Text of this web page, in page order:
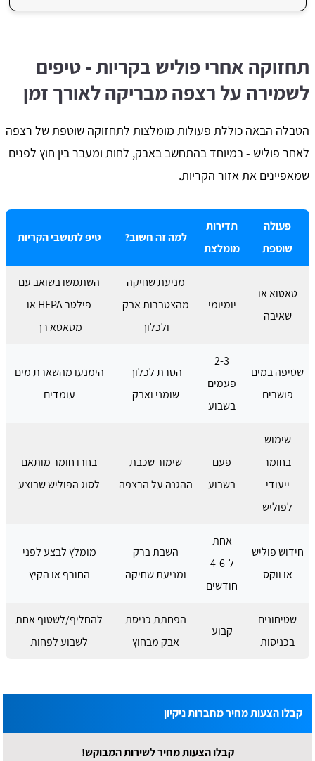
תחזוקה אחרי פוליש בקריות - טיפים
לשמירה על רצפה מבריקה לאורך זמן
הטבלה הבאה כוללת פעולות מומלצות לתחזוקה שוטפת של רצפה
לאחר פוליש - במיוחד בהתחשב באבק, לחות ומעבר בין חוץ לפנים
שמאפיינים את אזור הקריות.
פעולה
שוטפת
תדירות
מומלצת
למה זה חשוב? טיפ לתושבי הקריות
טאטוא או
שאיבה
יומיומי
מניעת שחיקה
מהצטברות אבק
ולכלוך
השתמשו בשואב עם
פילטר HEPA או
מטאטא רך
שטיפה במים
פושרים
2-3
פעמים
בשבוע
הסרת לכלוך
שומני ואבק
הימנעו מהשארת מים
עומדים
שימוש
בחומר
ייעודי
לפוליש
פעם
בשבוע
שימור שכבת
ההגנה על הרצפה
בחרו חומר מותאם
לסוג הפוליש שבוצע
חידוש פוליש
או ווקס
אחת
ל־4-6
חודשים
השבת ברק
ומניעת שחיקה
מומלץ לבצע לפני
החורף או הקיץ
שטיחונים
בכניסות
קבוע
הפחתת כניסת
אבק מבחוץ
להחליף/לשטוף אחת
לשבוע לפחות
קבלו הצעות מחיר מחברות ניקיון
קבלו הצעות מחיר לשירות המבוקש!